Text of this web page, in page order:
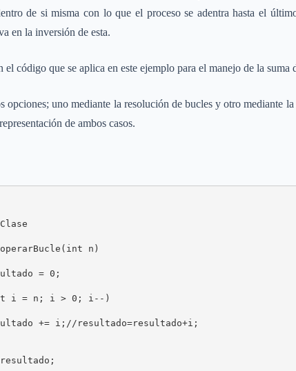
de si misma con lo que el proceso se adentra hasta el
en la inversión de esta.
el código que se aplica en este ejemplo para el manejo de la suma
opciones; uno mediante la resolución de bucles y otro mediante
de ambos casos.
n)
= 0;
i = n; i > 0; i--)
+= i;//resultado=resultado+i;